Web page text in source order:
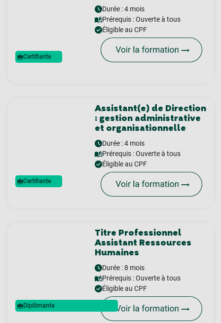
Certifiante
Durée : 4 mois
Prérequis :Ouverte à tous
Éligible au CPF
Certifiante
Assistant(e) de Direction
: gestion administrative
et organisationnelle
Durée : 4 mois
Prérequis :Ouverte à tous
Éligible au CPF
Diplômante
Titre Professionnel
Assistant Ressources
Humaines
Durée : 8 mois
Prérequis :Ouverte à tous
Éligible au CPF